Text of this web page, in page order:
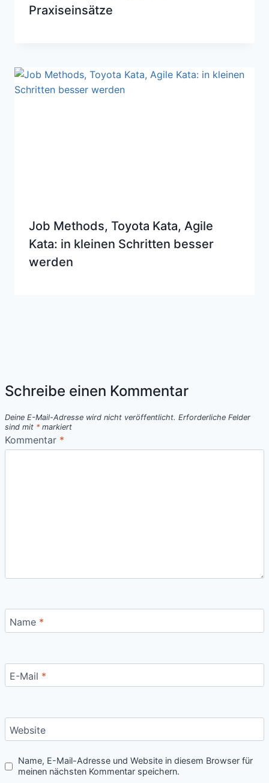
Praxiseinsätze
Job Methods, Toyota Kata, Agile
Kata: in kleinen Schritten besser
werden
Schreibe einen Kommentar
Deine E-Mail-Adresse wird nicht veröffentlicht. Erforderliche Felder
sind mit *markiert
Kommentar *
Name *
E-Mail *
Website
Name, E-Mail-Adresse und Website in diesem Browser für
meinen nächsten Kommentar speichern.